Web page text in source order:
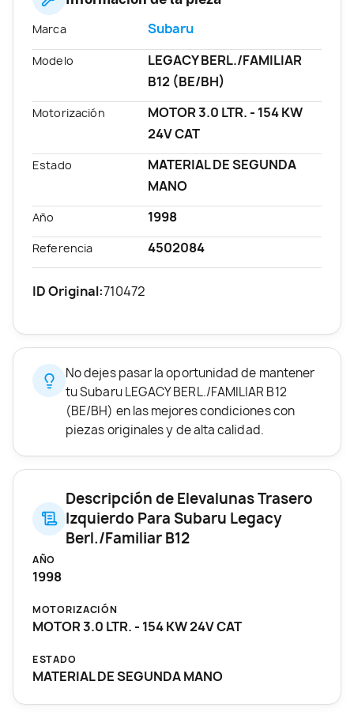
Marca Subaru
Modelo
LEGACY BERL./FAMILIAR
B12 (BE/BH)
Motorización
MOTOR 3.0 LTR. - 154 KW
24V CAT
Estado
MATERIAL DE SEGUNDA
MANO
Año 1998
Referencia 4502084
ID Original:710472
No dejes pasar la oportunidad de mantener
tu Subaru LEGACY BERL./FAMILIAR B12
(BE/BH) en las mejores condiciones con
piezas originales y de alta calidad.
Descripción de Elevalunas Trasero
Izquierdo Para Subaru Legacy
Berl./Familiar B12
AÑO
1998
MOTORIZACIÓN
MOTOR 3.0 LTR. - 154 KW 24V CAT
ESTADO
MATERIAL DE SEGUNDA MANO